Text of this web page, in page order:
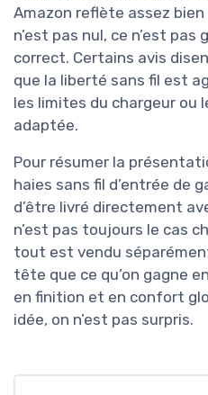
Amazon reflète assez bien
n’est pas nul, ce n’est pas
correct. Certains avis
que la liberté sans fil est
les limites du chargeur ou
adaptée.
Pour résumer la
haies sans fil d’entrée de
d’être livré directement
n’est pas toujours le cas
tout est vendu
tête que ce qu’on gagne
en finition et en confort
idée, on n’est pas surpris.